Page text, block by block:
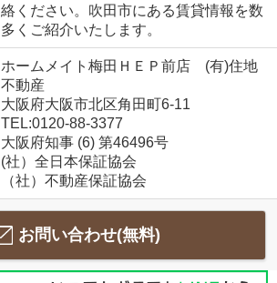
絡ください。吹田市にある賃貸情報を数
多くご紹介いたします。
ホームメイト梅田ＨＥＰ前店 (有)住地
不動産
大阪府大阪市北区角田町6-11
TEL:0120-88-3377
大阪府知事 (6) 第46496号
(社）全日本保証協会
（社）不動産保証協会
お問い合わせ(無料)